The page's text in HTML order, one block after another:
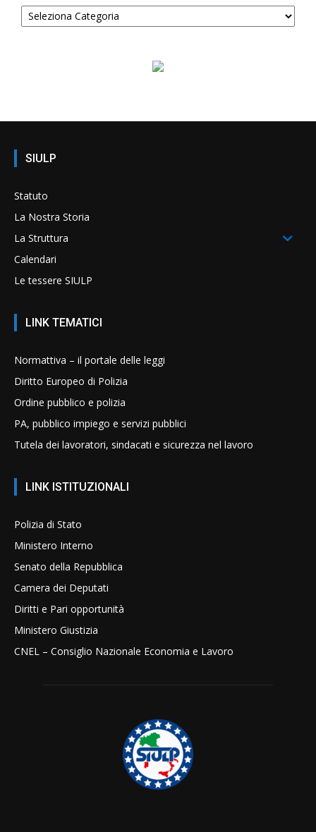
SIULP
Statuto
La Nostra Storia
La Struttura
Calendari
Le tessere SIULP
LINK TEMATICI
Normattiva – il portale delle leggi
Diritto Europeo di Polizia
Ordine pubblico e polizia
PA, pubblico impiego e servizi pubblici
Tutela dei lavoratori, sindacati e sicurezza nel lavoro
LINK ISTITUZIONALI
Polizia di Stato
Ministero Interno
Senato della Repubblica
Camera dei Deputati
Diritti e Pari opportunità
Ministero Giustizia
CNEL – Consiglio Nazionale Economia e Lavoro